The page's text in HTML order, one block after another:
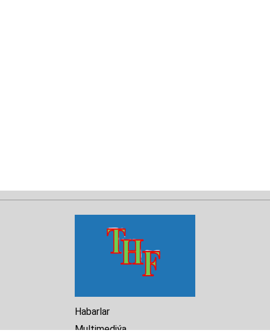
Habarlar
Multimediýa